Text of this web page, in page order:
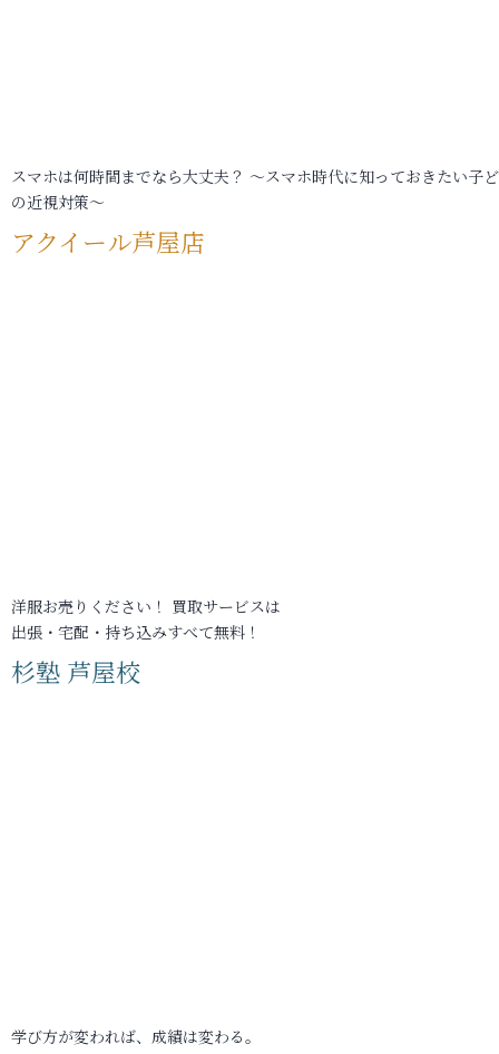
スマホは何時間までなら大丈夫？ ～スマホ時代に知っておきたい子
の近視対策～
アクイール芦屋店
洋服お売りください！ 買取サービスは
出張・宅配・持ち込みすべて無料！
杉塾 芦屋校
学び方が変われば、成績は変わる。